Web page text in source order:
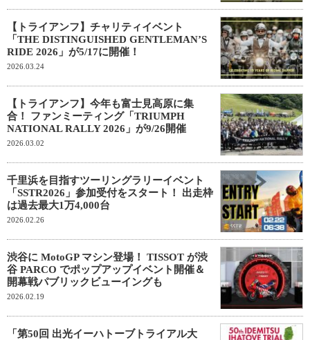
【トライアンフ】チャリティイベント
「THE DISTINGUISHED GENTLEMAN’S
RIDE 2026」が5/17に開催！
2026.03.24
【トライアンフ】今年も富士見高原に集
合！ ファンミーティング「TRIUMPH
NATIONAL RALLY 2026」が9/26開催
2026.03.02
千里浜を目指すツーリングラリーイベント
「SSTR2026」参加受付をスタート！ 出走枠
は過去最大1万4,000台
2026.02.26
渋谷に MotoGP マシン登場！ TISSOT が渋
谷 PARCO でポップアップイベント開催＆
開幕戦パブリックビューイングも
2026.02.19
「第50回 出光イーハトーブトライアル大